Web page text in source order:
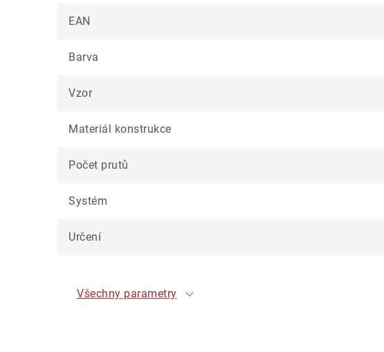
EAN
Barva
Vzor
Materiál konstrukce
Počet prutů
Systém
Určení
Všechny parametry